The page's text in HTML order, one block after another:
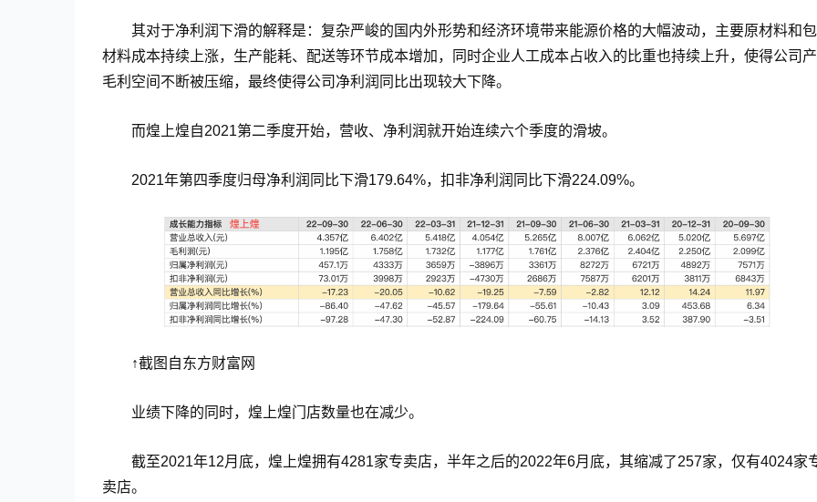
其对于净利润下滑的解释是：复杂严峻的国内外形势和经济环境带来能源价格的大幅波动，主要原材料和
材料成本持续上涨，生产能耗、配送等环节成本增加，同时企业人工成本占收入的比重也持续上升，使得公司
毛利空间不断被压缩，最终使得公司净利润同比出现较大下降。
而煌上煌自2021第二季度开始，营收、净利润就开始连续六个季度的滑坡。
2021年第四季度归母净利润同比下滑179.64%，扣非净利润同比下滑224.09%。
↑截图自东方财富网
业绩下降的同时，煌上煌门店数量也在减少。
截至2021年12月底，煌上煌拥有4281家专卖店，半年之后的2022年6月底，其缩减了257家，仅有4024家
卖店。